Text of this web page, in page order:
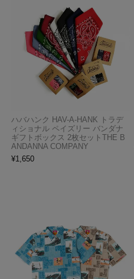
ハバハンク HAV-A-HANK トラデ
ィショナル ペイズリー バンダナ
ギフトボックス 2枚セットTHE B
ANDANNA COMPANY
¥1,650